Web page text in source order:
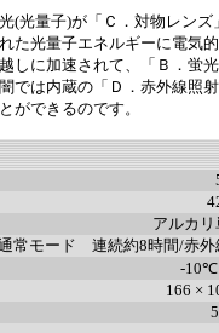
(光量子)が「Ｃ．対物レン
た光量子エネルギーに電気
しに加速されて、「Ｂ．蛍
では内蔵の「Ｄ．赤外線照
ができるのです。
アルカ
常モード 連続約8時間/赤
166 ×